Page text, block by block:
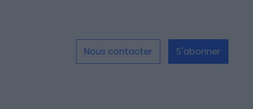
Nous contacter S'abonner